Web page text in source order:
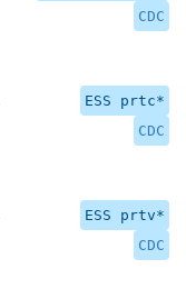
CDC
ESS prtc*
CDC
ESS prtv*
CDC